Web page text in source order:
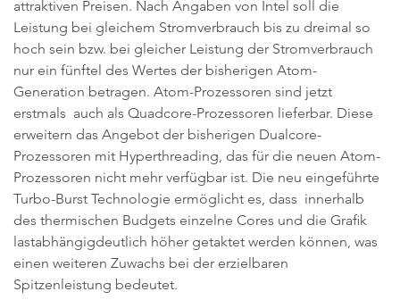
attraktiven Preisen. Nach Angaben von Intel soll die
Leistung bei gleichem Stromverbrauch bis zu dreimal so
hoch sein bzw. bei gleicher Leistung der Stromverbrauch
nur ein fünftel des Wertes der bisherigen Atom-
Generation betragen. Atom-Prozessoren sind jetzt
erstmals auch als Quadcore-Prozessoren lieferbar. Diese
erweitern das Angebot der bisherigen Dualcore-
Prozessoren mit Hyperthreading, das für die neuen Atom-
Prozessoren nicht mehr verfügbar ist. Die neu eingeführte
Turbo-Burst Technologie ermöglicht es, dass innerhalb
des thermischen Budgets einzelne Cores und die Grafik
lastabhängigdeutlich höher getaktet werden können, was
einen weiteren Zuwachs bei der erzielbaren
Spitzenleistung bedeutet.